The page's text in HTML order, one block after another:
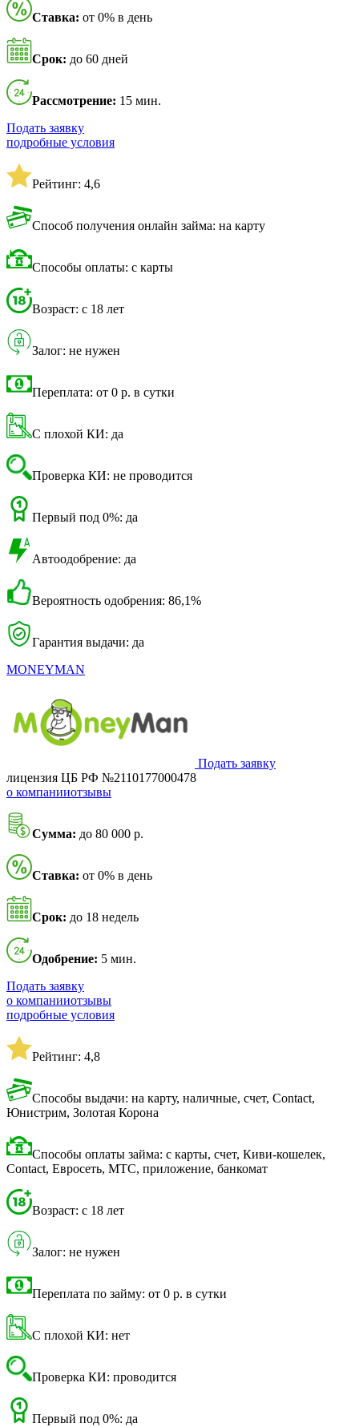
Ставка: от 0% в день
Срок: до 60 дней
Рассмотрение: 15 мин.
Подать заявку
подробные условия
Рейтинг: 4,6
Способ получения онлайн займа: на карту
Способы оплаты: с карты
Возраст: с 18 лет
Залог: не нужен
Переплата: от 0 р. в сутки
С плохой КИ: да
Проверка КИ: не проводится
Первый под 0%: да
Автоодобрение: да
Вероятность одобрения: 86,1%
Гарантия выдачи: да
MONEYMAN
Подать заявку
лицензия ЦБ РФ №2110177000478
о компанииотзывы
Сумма: до 80 000 р.
Ставка: от 0% в день
Срок: до 18 недель
Одобрение: 5 мин.
Подать заявку
о компанииотзывы
подробные условия
Рейтинг: 4,8
Способы выдачи: на карту, наличные, счет, Contact,
Юнистрим, Золотая Корона
Способы оплаты займа: с карты, счет, Киви-кошелек,
Contact, Евросеть, МТС, приложение, банкомат
Возраст: с 18 лет
Залог: не нужен
Переплата по займу: от 0 р. в сутки
С плохой КИ: нет
Проверка КИ: проводится
Первый под 0%: да